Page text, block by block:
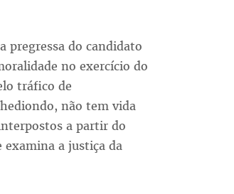
pregressa do candidato
no exercício do
tráfico de
não tem vida
a partir do
examina a justiça da